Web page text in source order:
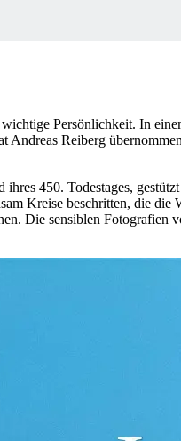
Persönlichkeit. In
Andreas Reiberg
450. Todestages,
Kreise beschritten, die
Die sensiblen